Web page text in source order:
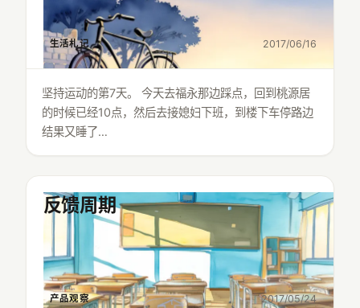
生活札记 2017/06/16
坚持运动的第7天。 今天去福永那边踩点，回到桃源居
的时候已经10点，然后去接媳妇下班，到楼下车停路边
结果又睡了…
反馈周期
产品观察 2017/05/24